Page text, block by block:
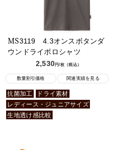
MS3119 4.3オンスボタンダ
ウンドライポロシャツ
2,530円/枚（税込）
数量割引価格 関連実績を見る
抗菌加工
ドライ素材
レディース・ジュニアサイズ
生地透け感比較